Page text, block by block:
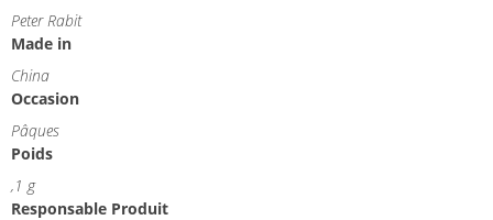
Peter Rabit
Made in
China
Occasion
Pâques
Poids
,1 g
Responsable Produit